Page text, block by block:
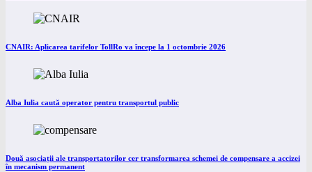
CNAIR: Aplicarea tarifelor TollRo va începe la 1 octombrie 2026
Alba Iulia caută operator pentru transportul public
Două asociații ale transportatorilor cer transformarea schemei de compensare a accizei
în mecanism permanent